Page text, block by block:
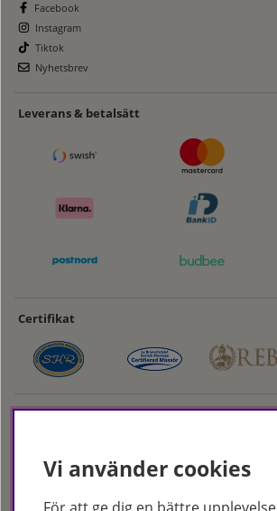
Facebook
Instagram
Tiktok
Nyhetsbrev
Leverans & betalsätt
Certifikat
Vi använder cookies